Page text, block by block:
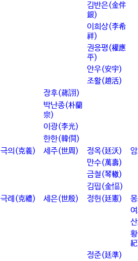
김반은(金伴
銀)
이희상(李希
祥)
권응평(權應
平)
안우(安宇)
조활(趙活)
장후(蔣詡)
박난종(朴蘭
宗)
이광(李光)
한한(韓僴)
극의(克義)
세주(世周) 정옥(廷沃)
만수(萬壽)
금철(琴轍)
김핍(金愊)
극례(克禮)
세은(世殷) 정헌(廷憲)
정준(廷準)